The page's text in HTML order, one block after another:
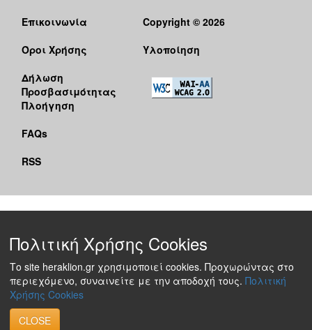
Επικοινωνία
Όροι Χρήσης
Δήλωση
Προσβασιμότητας
Πλοήγηση
FAQs
RSS
Copyright © 2026
Υλοποίηση
Πολιτική Χρήσης Cookies
Το site heraklion.gr χρησιμοποιεί cookies. Προχωρώντας στο
περιεχόμενο, συναινείτε με την αποδοχή τους. Πολιτική
Χρήσης Cookies
CLOSE